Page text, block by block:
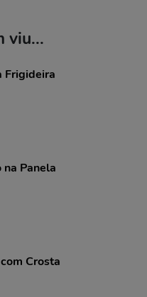
viu...
Frigideira
Panela
Crosta